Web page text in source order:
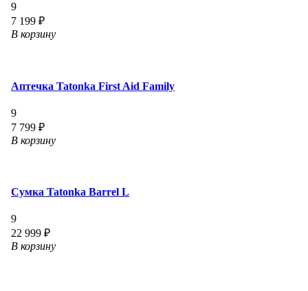
9
7 199 ₽
В корзину
Аптечка Tatonka First Aid Family
9
7 799 ₽
В корзину
Сумка Tatonka Barrel L
9
22 999 ₽
В корзину